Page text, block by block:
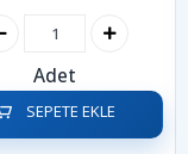
Adet
SEPETE EKLE